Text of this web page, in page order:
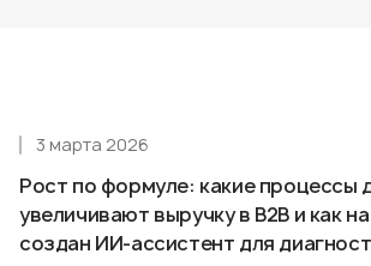
Рост по формуле: какие процессы
увеличивают выручку в B2B и как
создан ИИ-ассистент для
3 марта 2026